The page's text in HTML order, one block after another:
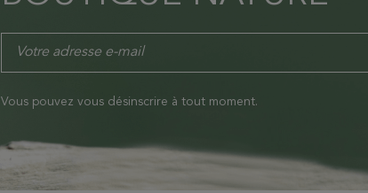
Vous pouvez vous désinscrire à tout moment.